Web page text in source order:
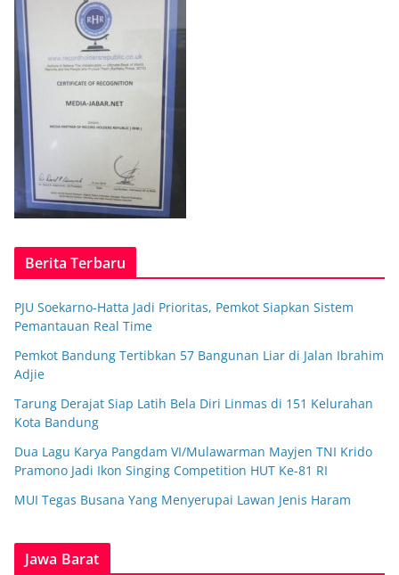
Berita Terbaru
PJU Soekarno-Hatta Jadi Prioritas, Pemkot Siapkan Sistem
Pemantauan Real Time
Pemkot Bandung Tertibkan 57 Bangunan Liar di Jalan Ibrahim
Adjie
Tarung Derajat Siap Latih Bela Diri Linmas di 151 Kelurahan
Kota Bandung
Dua Lagu Karya Pangdam VI/Mulawarman Mayjen TNI Krido
Pramono Jadi Ikon Singing Competition HUT Ke-81 RI
MUI Tegas Busana Yang Menyerupai Lawan Jenis Haram
Jawa Barat